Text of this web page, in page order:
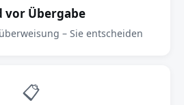
vor Übergabe
– Sie entscheiden
📋